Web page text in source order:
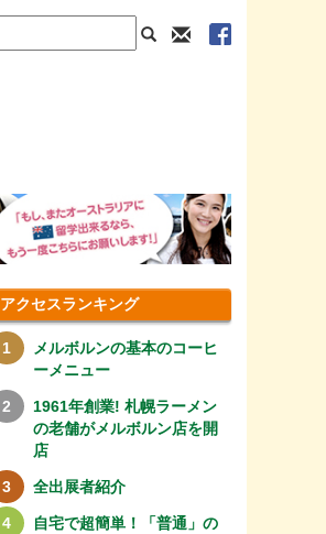
アクセスランキング
メルボルンの基本のコーヒ
ーメニュー
1961年創業! 札幌ラーメン
の老舗がメルボルン店を開
店
全出展者紹介
自宅で超簡単！「普通」の